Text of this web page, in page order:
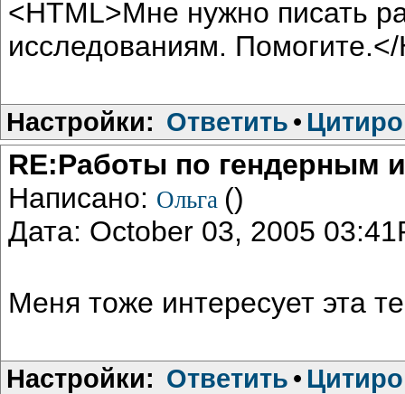
<HTML>Мне нужно писать
исследованиям.
Настройки: Ответить •
RE:Работы по гендерным
Написано: Ольга ()
Дата: October 03, 2005
Меня тоже интересует эта
Настройки: Ответить •